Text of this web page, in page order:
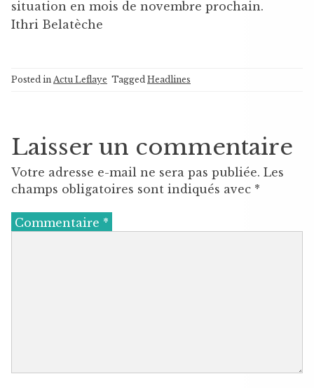
situation en mois de novembre prochain.
Ithri Belatèche
Posted in Actu Leflaye Tagged Headlines
Laisser un commentaire
Votre adresse e-mail ne sera pas publiée. Les
champs obligatoires sont indiqués avec *
Commentaire *